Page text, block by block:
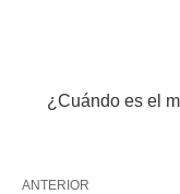
¿Cuándo es el
ANTERIOR